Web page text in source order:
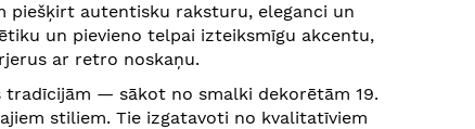
piešķirt autentisku raksturu, eleganci un
un pievieno telpai izteiksmīgu akcentu,
ar retro noskaņu.
— sākot no smalki dekorētām 19.
stiliem. Tie izgatavoti no kvalitatīviem